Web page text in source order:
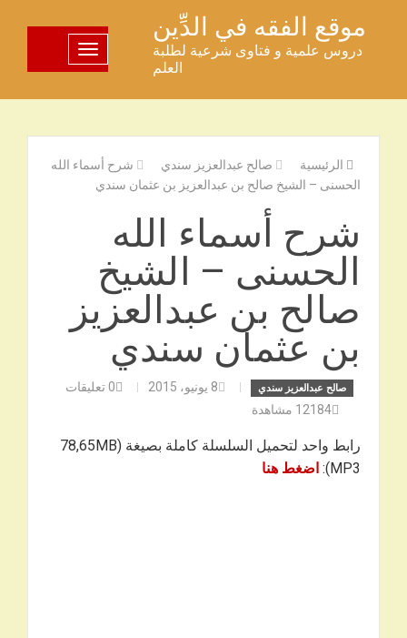
المحتوى
موقع الفقه في الدِّين
دروس علمية و فتاوى شرعية لطلبة
العلم
تبديل اللوحة
الرئيسية صالح عبدالعزيز سندي
شرح أسماء الله
الحسنى – الشيخ صالح بن عبدالعزيز بن عثمان سندي
شرح أسماء الله
الحسنى – الشيخ
صالح بن عبدالعزيز
بن عثمان سندي
صالح عبدالعزيز سندي 8 يونيو، 2015 0تعليقات
12184 مشاهدة
رابط واحد لتحميل السلسلة كاملة بصيغة 78,65MB)
MP3):
اضغط هنا